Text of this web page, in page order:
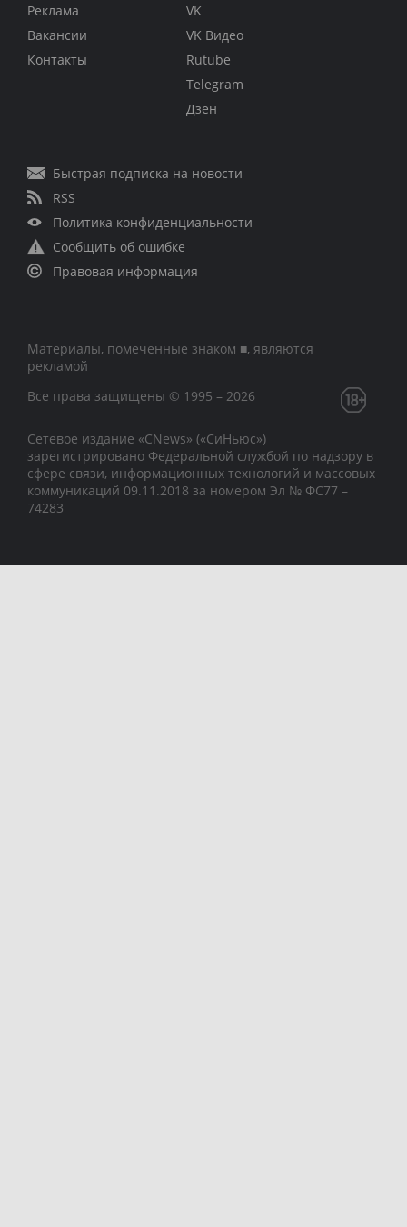
Реклама
Вакансии
Контакты
VK
VK Видео
Rutube
Telegram
Дзен
Быстрая подписка на новости
RSS
Политика конфиденциальности
Сообщить об ошибке
Правовая информация
Материалы, помеченные знаком ■, являются
рекламой
Все права защищены © 1995 – 2026
Сетевое издание «CNews» («СиНьюс»)
зарегистрировано Федеральной службой по надзору в
сфере связи, информационных технологий и массовых
коммуникаций 09.11.2018 за номером Эл № ФС77 –
74283